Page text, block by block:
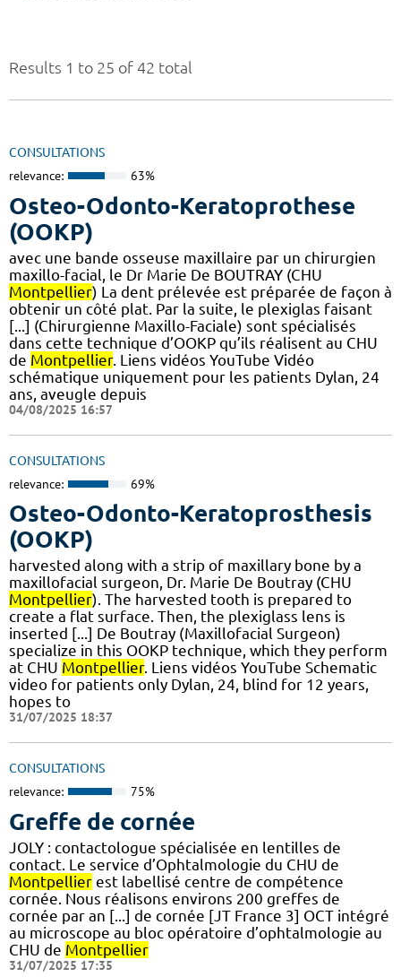
Results 1 to 25 of 42 total
CONSULTATIONS
relevance: 63%
Osteo-Odonto-Keratoprothese
(OOKP)
avec une bande osseuse maxillaire par un chirurgien
maxillo-facial, le Dr Marie De BOUTRAY (CHU
Montpellier) La dent prélevée est préparée de façon à
obtenir un côté plat. Par la suite, le plexiglas faisant
[...] (Chirurgienne Maxillo-Faciale) sont spécialisés
dans cette technique d’OOKP qu’ils réalisent au CHU
de Montpellier. Liens vidéos YouTube Vidéo
schématique uniquement pour les patients Dylan, 24
ans, aveugle depuis
04/08/2025 16:57
CONSULTATIONS
relevance: 69%
Osteo-Odonto-Keratoprosthesis
(OOKP)
harvested along with a strip of maxillary bone by a
maxillofacial surgeon, Dr. Marie De Boutray (CHU
Montpellier). The harvested tooth is prepared to
create a flat surface. Then, the plexiglass lens is
inserted [...] De Boutray (Maxillofacial Surgeon)
specialize in this OOKP technique, which they perform
at CHU Montpellier. Liens vidéos YouTube Schematic
video for patients only Dylan, 24, blind for 12 years,
hopes to
31/07/2025 18:37
CONSULTATIONS
relevance: 75%
Greffe de cornée
JOLY : contactologue spécialisée en lentilles de
contact. Le service d’Ophtalmologie du CHU de
Montpellier est labellisé centre de compétence
cornée. Nous réalisons environs 200 greffes de
cornée par an [...] de cornée [JT France 3] OCT intégré
au microscope au bloc opératoire d’ophtalmologie au
CHU de Montpellier
31/07/2025 17:35